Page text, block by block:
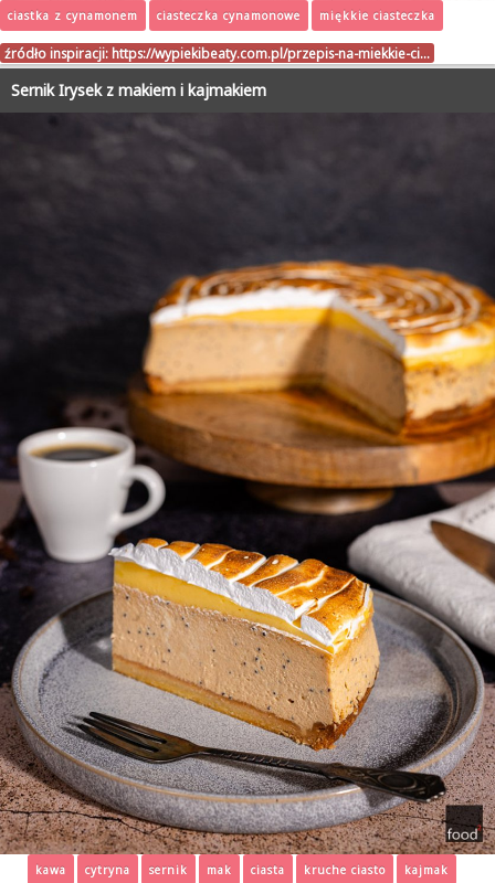
ciastka z cynamonem ciasteczka cynamonowe miękkie ciasteczka
źródło inspiracji: https://wypiekibeaty.com.pl/przepis-na-miekkie-ci…
Sernik Irysek z makiem i kajmakiem
kawa cytryna sernik mak ciasta kruche ciasto
kajmak